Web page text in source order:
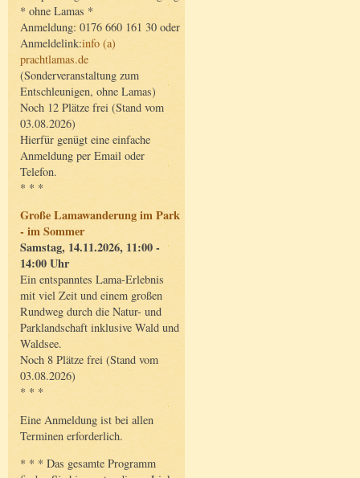
* ohne Lamas *
Anmeldung: 0176 660 161 30 oder
Anmeldelink:info (a)
prachtlamas.de
(Sonderveranstaltung zum
Entschleunigen, ohne Lamas)
Noch 12 Plätze frei (Stand vom
03.08.2026)
Hierfür genügt eine einfache
Anmeldung per Email oder
Telefon.
* * *
Große Lamawanderung im Park
- im Sommer
Samstag, 14.11.2026, 11:00 -
14:00 Uhr
Ein entspanntes Lama-Erlebnis
mit viel Zeit und einem großen
Rundweg durch die Natur- und
Parklandschaft inklusive Wald und
Waldsee.
Noch 8 Plätze frei (Stand vom
03.08.2026)
* * *
Eine Anmeldung ist bei allen
Terminen erforderlich.
* * * Das gesamte Programm